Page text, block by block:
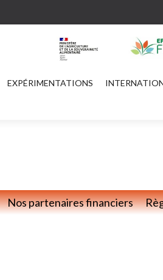
EXPÉRIMENTATIONS
Nos partenaires financiers